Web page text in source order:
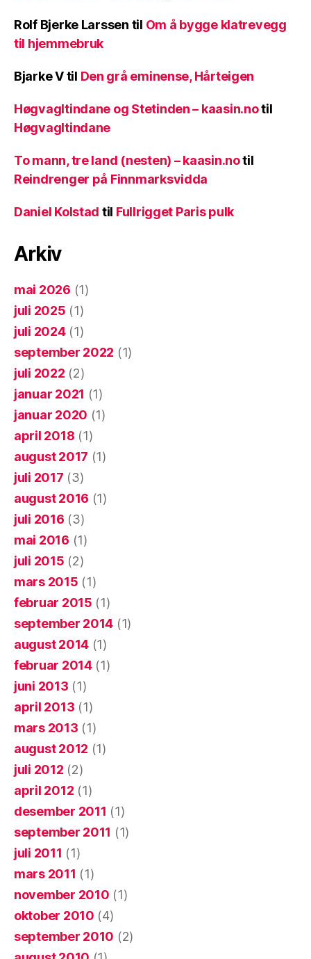
Rolf Bjerke Larssen til Om å bygge klatrevegg
til hjemmebruk
Bjarke Vtil Den grå eminense, Hårteigen
Høgvagltindane og Stetinden – kaasin.notil
Høgvagltindane
To mann, tre land (nesten) – kaasin.notil
Reindrenger på Finnmarksvidda
Daniel Kolstad til Fullrigget Paris pulk
Arkiv
mai 2026 (1)
juli 2025 (1)
juli 2024(1)
september 2022 (1)
juli 2022 (2)
januar 2021 (1)
januar 2020 (1)
april 2018 (1)
august 2017 (1)
juli 2017 (3)
august 2016 (1)
juli 2016 (3)
mai 2016 (1)
juli 2015 (2)
mars 2015 (1)
februar 2015 (1)
september 2014 (1)
august 2014 (1)
februar 2014(1)
juni 2013 (1)
april 2013 (1)
mars 2013 (1)
august 2012 (1)
juli 2012 (2)
april 2012 (1)
desember 2011 (1)
september 2011 (1)
juli 2011 (1)
mars 2011 (1)
november 2010 (1)
oktober 2010 (4)
september 2010 (2)